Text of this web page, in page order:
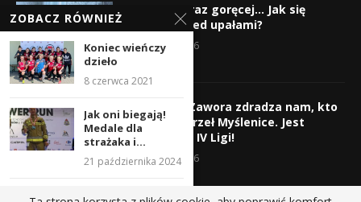
Gorąco, coraz goręcej… Jak się
chronić przed upałami?
4 sierpnia 2026
Krzysztof Zawora zdradza nam, kto
wzmocni Orzeł Myślenice. Jest
nazwisko z IV Ligi!
3 sierpnia 2026
ZOBACZ RÓWNIEŻ
Koniec wieńczy
dzieło
8 czerwca 2021
Jak oni biegają!
Medale dla
strażaka i...
21 października 2024
Myśleniczanie na